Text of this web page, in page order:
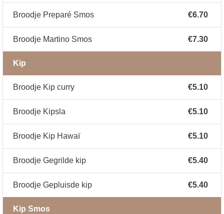
Broodje Preparé Smos €6.70
Broodje Martino Smos €7.30
Kip
Broodje Kip curry €5.10
Broodje Kipsla €5.10
Broodje Kip Hawaï €5.10
Broodje Gegrilde kip €5.40
Broodje Gepluisde kip €5.40
Kip Smos